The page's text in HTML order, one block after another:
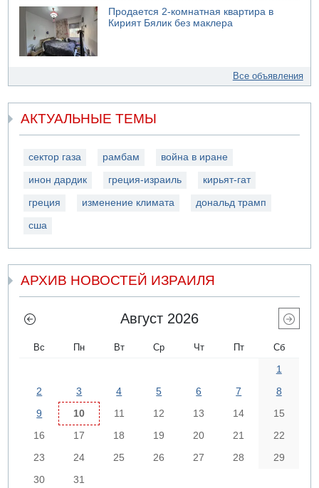
Продается 2-комнатная квартира в
Кирият Бялик без маклера
Все объявления
АКТУАЛЬНЫЕ ТЕМЫ
сектор газа рамбам война в иране
инон дардик греция-израиль кирьят-гат
греция изменение климата дональд трамп
сша
АРХИВ НОВОСТЕЙ ИЗРАИЛЯ
Август 2026
Вс Пн Вт Ср Чт Пт Сб
1
2
3 4 5 6 7
8
9
10 11 12 13 14
15
16
17 18 19 20 21
22
23
24 25 26 27 28
29
30
31